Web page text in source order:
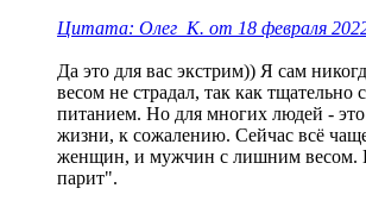
Цитата: Олег_К. от 18 февраля
Да это для вас экстрим)) Я сам
весом не страдал, так как тщательно
питанием. Но для многих людей -
жизни, к сожалению. Сейчас всё
женщин, и мужчин с лишним весом.
парит".